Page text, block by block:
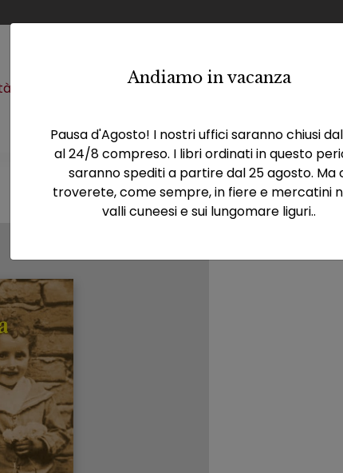
Eventi Rassegna stampa
Andiamo in vacanza
Pausa d'Agosto! I nostri uffici saranno chiusi
al 24/8 compreso. I libri ordinati in questo
saranno spediti a partire dal 25 agosto. Ma
troverete, come sempre, in fiere e mercatini
valli cuneesi e sui lungomare liguri..